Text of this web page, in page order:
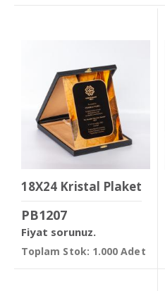
18X24 Kristal Plaket
PB1207
Fiyat sorunuz.
Toplam Stok: 1.000 Adet